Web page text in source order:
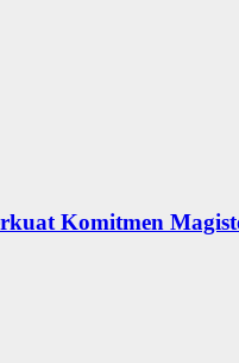
Komitmen